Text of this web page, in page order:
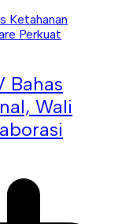
Bahas
Wali